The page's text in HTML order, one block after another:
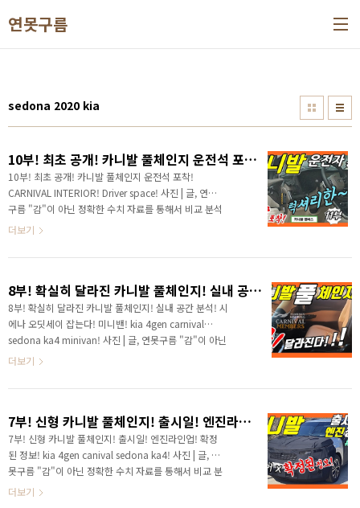
연못구름
sedona 2020 kia
10부! 최초 공개! 카니발 풀체인지 운전석 포착! CARNIVAL INTERIOR! Driver space!
10부! 최초 공개! 카니발 풀체인지 운전석 포착!
CARNIVAL INTERIOR! Driver space! 사진 | 글, 연못
구름 "감"이 아닌 정확한 수치 자료를 통해서 비교 분석
자료를 제시하는 연못구름입니다! 안녕하세요? 연못구
금까지 9부 영상으로 새롭게 출시될 4세대 카니발의 소
공간 중에서 운전자 공간이라고 할 수 있는데, 운전자 공
간의 사진은 지난 2월에 알려드렸던 사진이 전부라고 할
수 있어서 궁금해하셨을 것 같습니다. # 보다 세부적인
정보를 얻으려면 영상으로 보시길 추천합니다. 다음 달
드디어 포착되었습니다. 네이버 카페 "카니발 ..
더보기
8부! 확실히 달라진 카니발 풀체인지! 실내 공간 분석! 시에나 오딧세이 잡는다! 미니밴! kia 4gen carnival sedona ka4 minivan!
8부! 확실히 달라진 카니발 풀체인지! 실내 공간 분석! 시
에나 오딧세이 잡는다! 미니밴! kia 4gen carnival
sedona ka4 minivan! 사진 | 글, 연못구름 "감"이 아닌
정확한 수치 자료를 통해서 비교 분석 자료를 제시하는
신차가 출시되면서 요즘 정말 바쁘게 보내고 있습니다.
고 부지런히 움직이고 있지만 수박 겉핥기 식으로 해드릴
수는 없고, 달라진 점을 세부적으로 알려드리려고 노력하
고 있습니다. 이번 영상은 카니발 8부로 카니발의 실내
공간을 현미경으로 분석해 보겠습니다. 운전석 공간은 이
부적으로 분석해 보겠습니다. # 영..
더보기
7부! 신형 카니발 풀체인지! 출시일! 엔진라인업! 확정된 정보! kia 4gen canival sedona ka4!
7부! 신형 카니발 풀체인지! 출시일! 엔진라인업! 확정
된 정보! kia 4gen canival sedona ka4! 사진 | 글, 연
못구름 "감"이 아닌 정확한 수치 자료를 통해서 비교 분
석 자료를 제시하는 연못구름입니다! 안녕하세요? 연못
더보기